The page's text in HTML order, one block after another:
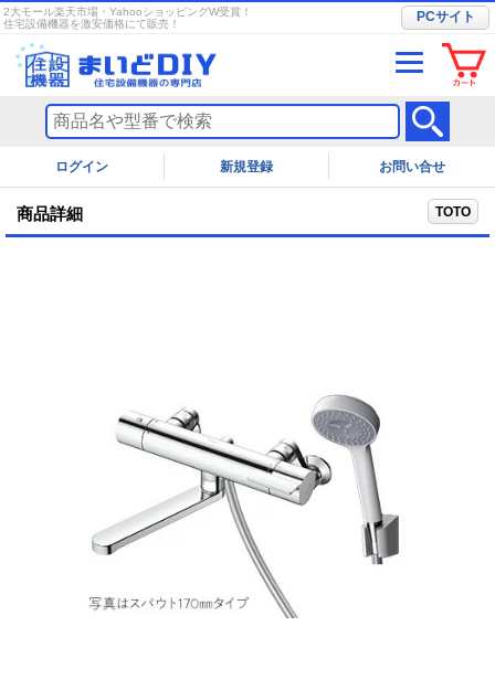
2大モール楽天市場・YahooショッピングW受賞！
住宅設備機器を激安価格にて販売！
PCサイト
ログイン お問い合せ
商品詳細 TOTO